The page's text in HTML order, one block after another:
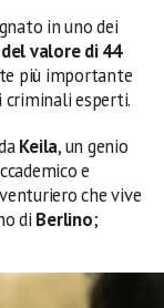
in uno dei
valore di 44
più importante
criminali esperti.
Keila, un genio
e
che vive
di Berlino;